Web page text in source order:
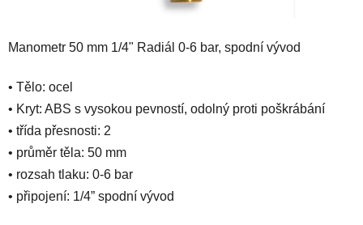
Manometr 50 mm 1/4" Radiál 0-6 bar, spodní vývod
• Tělo: ocel
• Kryt: ABS s vysokou pevností, odolný proti poškrábání
• třída přesnosti: 2
• průměr těla: 50 mm
• rozsah tlaku: 0-6 bar
• připojení: 1/4” spodní vývod